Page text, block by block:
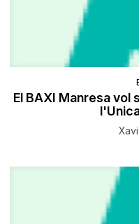
El BAXI Manresa